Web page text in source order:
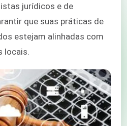
jurídicos e de
que suas práticas de
estejam alinhadas com
locais.